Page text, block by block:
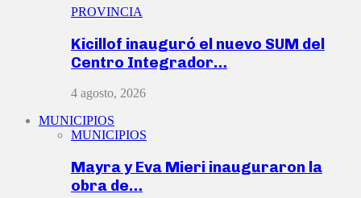
PROVINCIA
Kicillof inauguró el nuevo SUM del
Centro Integrador…
4 agosto, 2026
MUNICIPIOS
MUNICIPIOS
Mayra y Eva Mieri inauguraron la
obra de…